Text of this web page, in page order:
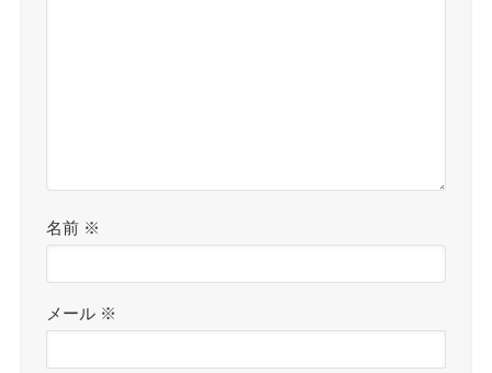
名前 ※
メール ※